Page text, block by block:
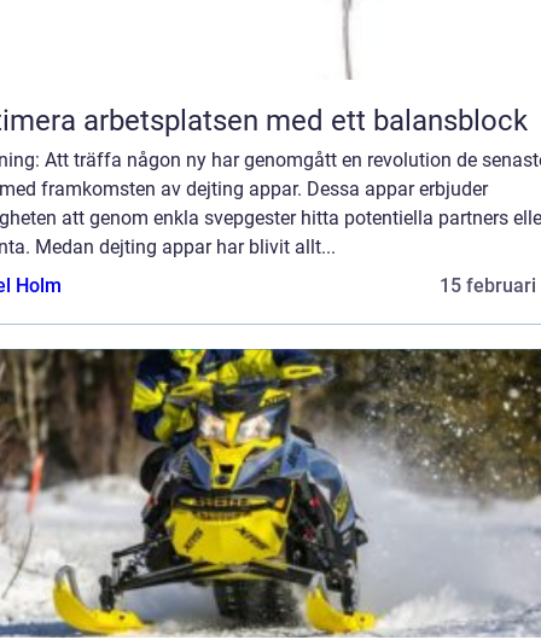
arbetsplatsen med ett balansblock
Att träffa någon ny har genomgått en revolution de
framkomsten av dejting appar. Dessa appar erbjuder
att genom enkla svepgester hitta potentiella partners
Medan dejting appar har blivit allt...
Holm
15 februari